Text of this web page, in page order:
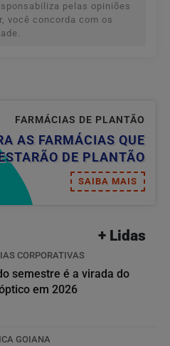
pelas opiniões
você concorda com os
FARMÁCIAS DE PLANTÃO
AS FARMÁCIAS QUE
ESTARÃO DE PLANTÃO
SAIBA MAIS
+ Lidas
CORPORATIVAS
semestre é a virada do
em 2026
GOIANA